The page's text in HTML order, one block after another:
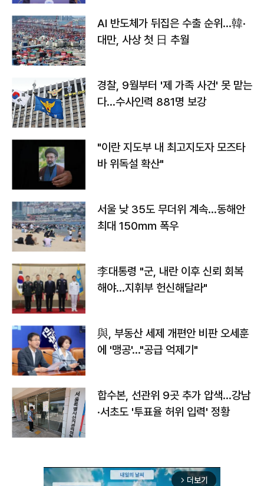
AI 반도체가 뒤집은 수출 순위…韓·
대만, 사상 첫 日 추월
경찰, 9월부터 '제 가족 사건' 못 맡는
다…수사인력 881명 보강
"이란 지도부 내 최고지도자 모즈타
바 위독설 확산"
서울 낮 35도 무더위 계속…동해안
최대 150㎜ 폭우
李대통령 "군, 내란 이후 신뢰 회복
해야…지휘부 헌신해달라"
與, 부동산 세제 개편안 비판 오세훈
에 '맹공'…"공급 억제기"
합수본, 선관위 9곳 추가 압색…강남
·서초도 '투표율 허위 입력' 정황
arrow_forward_ios 더보기